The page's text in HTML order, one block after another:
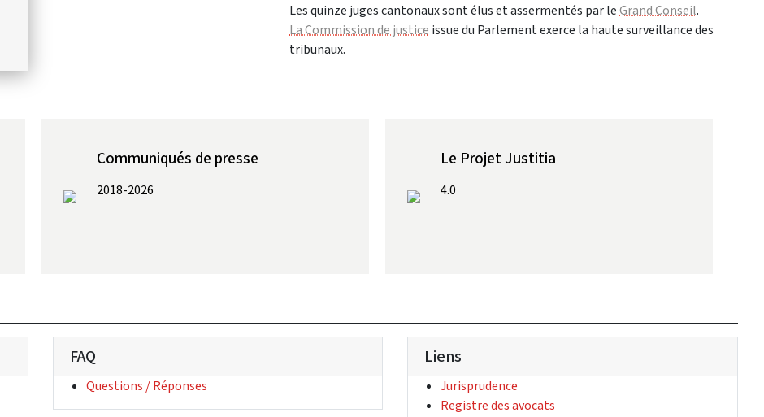
Les quinze juges cantonaux sont élus et assermentés par leGrand Conseil.
La Commission de justice issue du Parlement exerce la haute surveillance des
tribunaux.
Communiqués de presse
2018-2026
Le Projet Justitia
4.0
FAQ
Questions / Réponses(Lien externe)
Liens
Jurisprudence
Registre des avocats